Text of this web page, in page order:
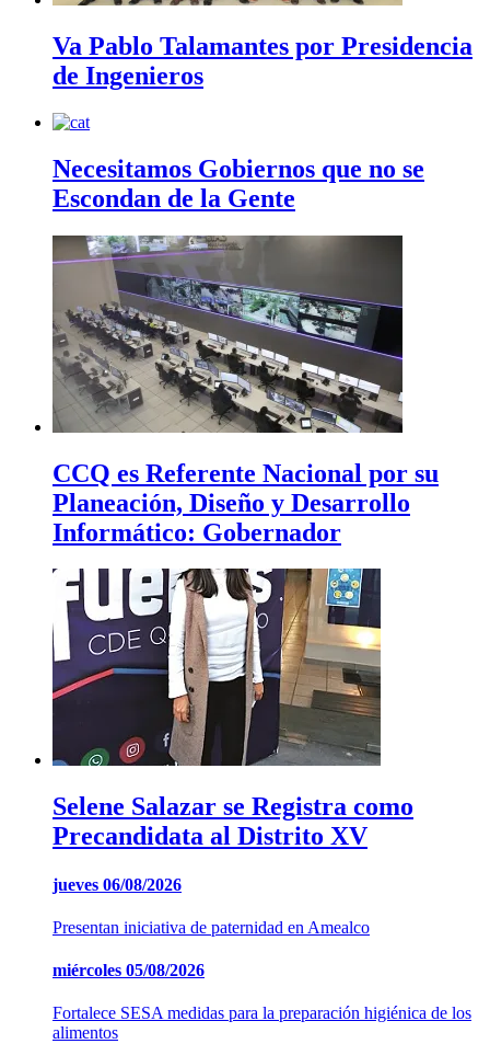
Va Pablo Talamantes por Presidencia
de Ingenieros
Necesitamos Gobiernos que no se
Escondan de la Gente
CCQ es Referente Nacional por su
Planeación, Diseño y Desarrollo
Informático: Gobernador
Selene Salazar se Registra como
Precandidata al Distrito XV
jueves 06/08/2026
Presentan iniciativa de paternidad en Amealco
miércoles 05/08/2026
Fortalece SESA medidas para la preparación higiénica de los
alimentos